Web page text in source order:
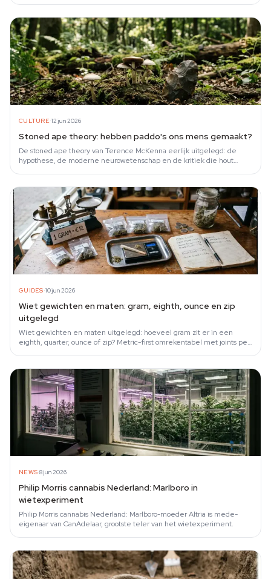
CULTURE·12 jun 2026
Stoned ape theory: hebben paddo's ons mens gemaakt?
De stoned ape theory van Terence McKenna eerlijk uitgelegd: de
hypothese, de moderne neurowetenschap en de kritiek die hout
GUIDES·10 jun 2026
Wiet gewichten en maten: gram, eighth, ounce en zip
uitgelegd
Wiet gewichten en maten uitgelegd: hoeveel gram zit er in een
eighth, quarter, ounce of zip? Metric-first omrekentabel met joints per
NEWS·8 jun 2026
Philip Morris cannabis Nederland: Marlboro in
wietexperiment
Philip Morris cannabis Nederland: Marlboro-moeder Altria is mede-
eigenaar van CanAdelaar, grootste teler van het wietexperiment.